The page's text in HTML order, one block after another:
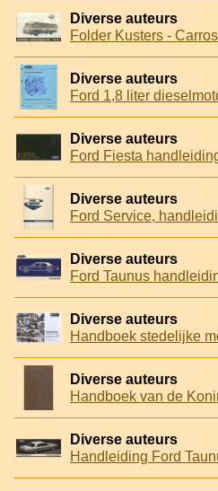
Diverse auteurs
Diverse auteurs
Diverse auteurs
Ford Fiesta
Diverse auteurs
Diverse auteurs
Ford Taunus
Diverse auteurs
Handboek stedelijke
Diverse auteurs
Diverse auteurs
Handleiding Ford